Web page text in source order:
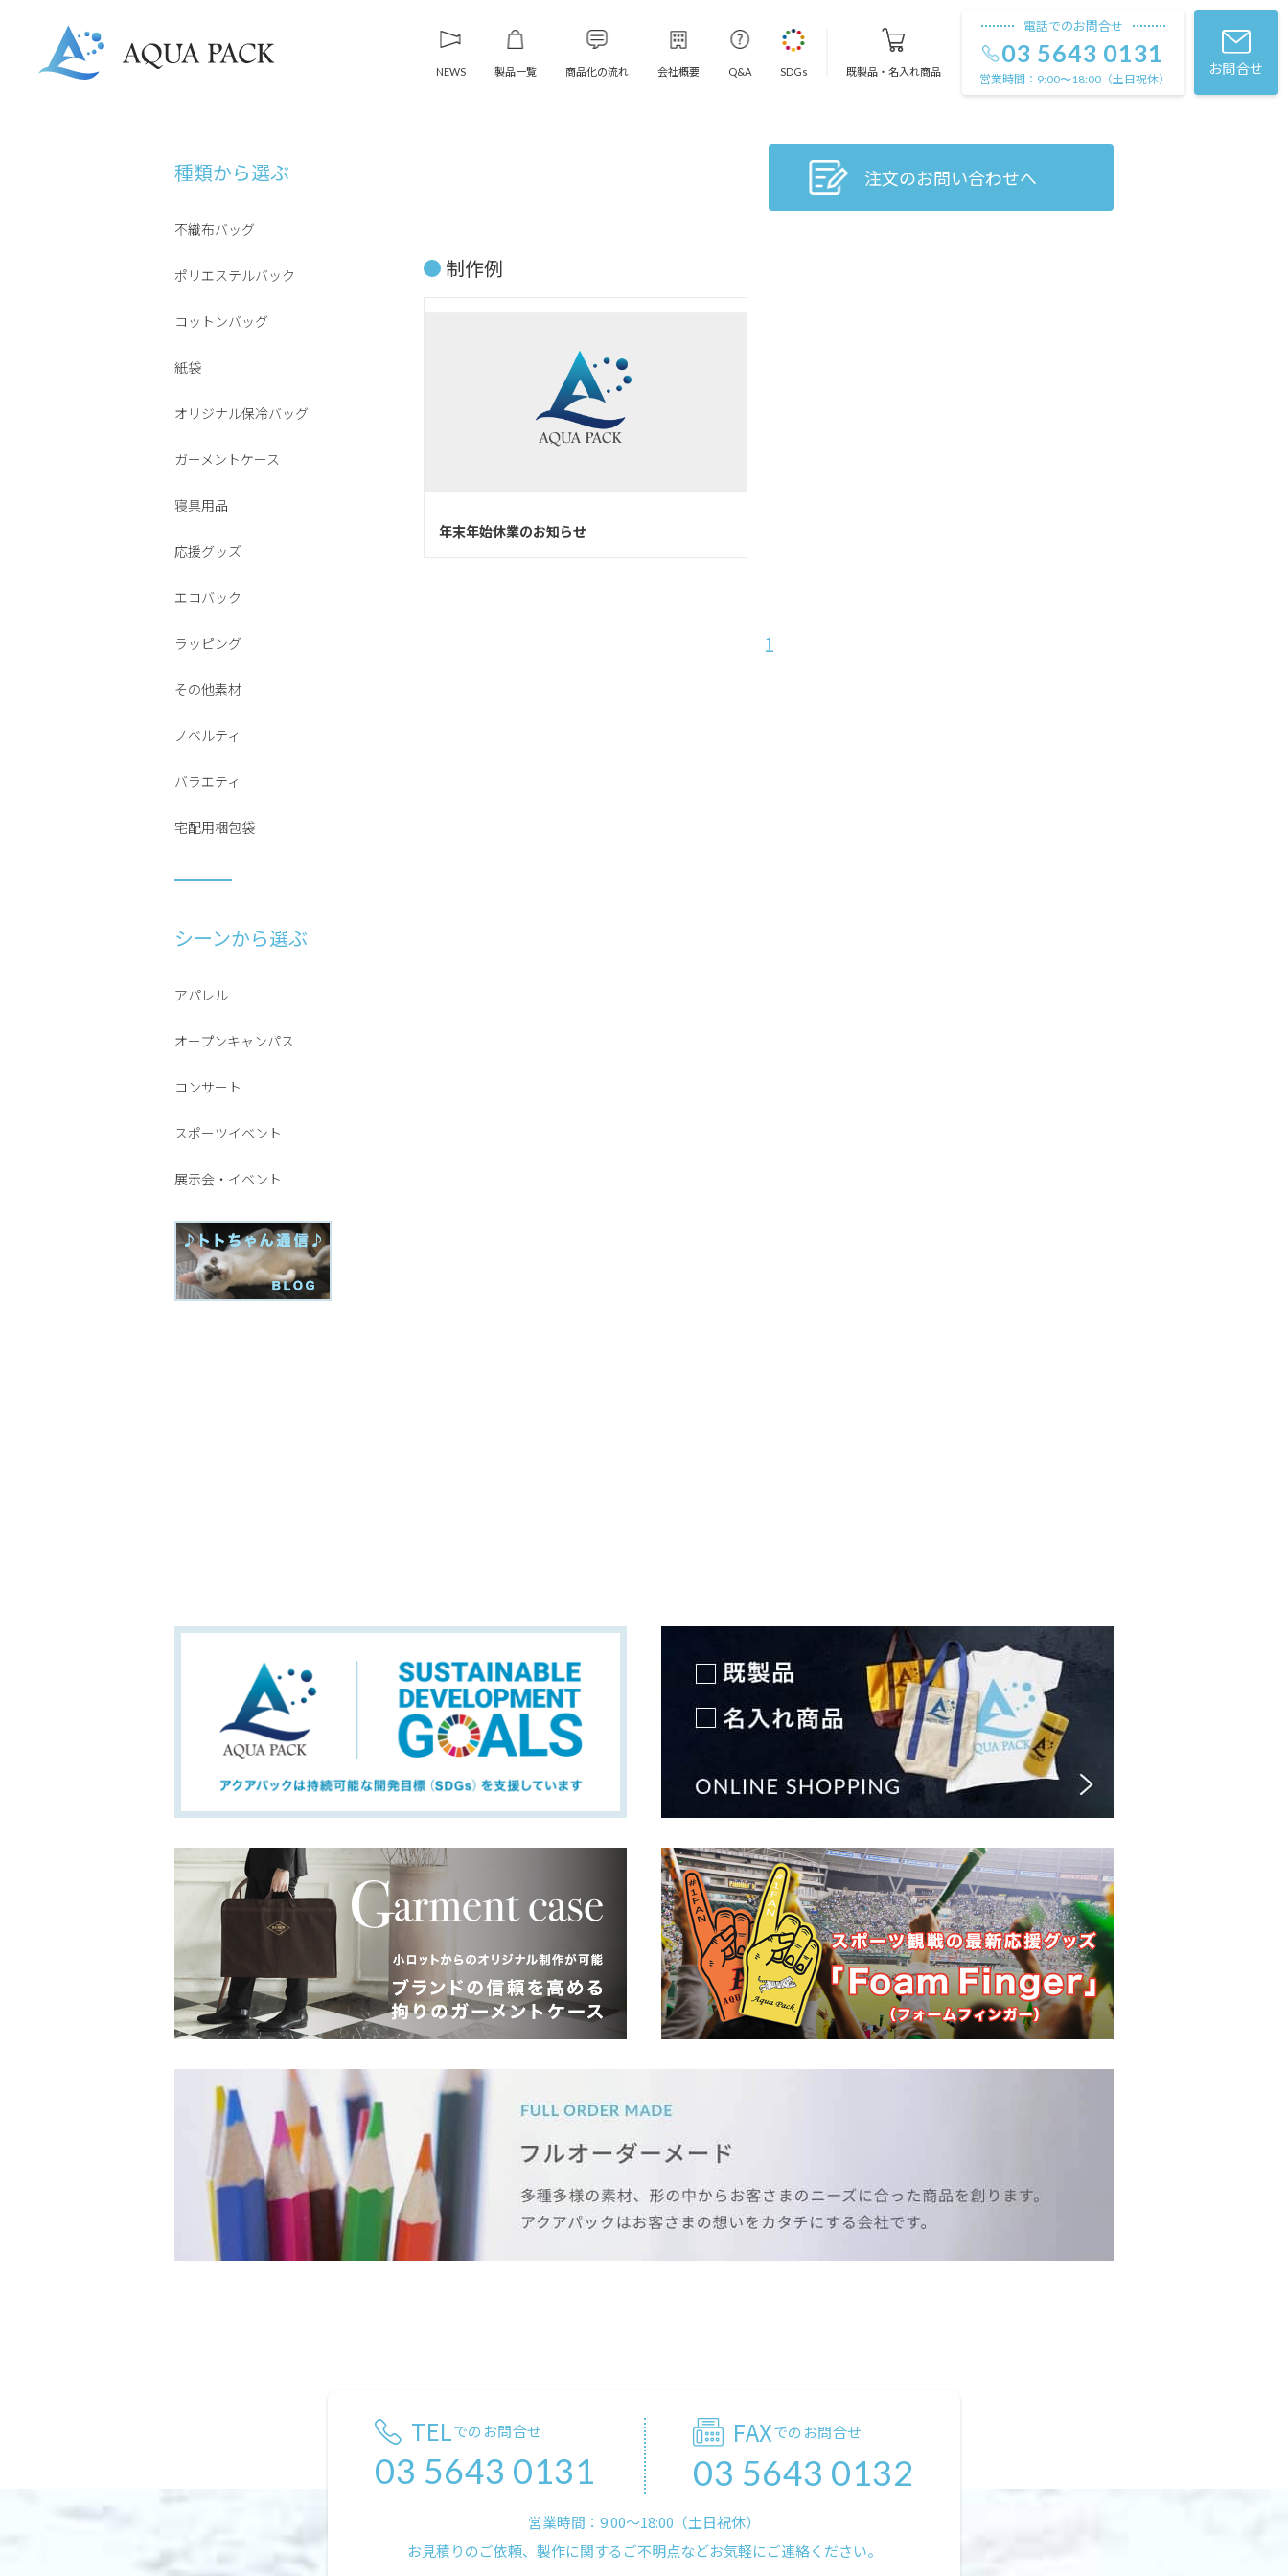
NEWS 製品一覧 商品化の流れ 会社概要 Q&A SDGs 既製品・名入れ商品
電話でのお問合せ
03 5643 0131
営業時間： 9:00〜18:00（土日祝休）
お問合せ
種類から選ぶ
不織布バッグ
ポリエステルバック
コットンバッグ
紙袋
オリジナル保冷バッグ
ガーメントケース
寝具用品
応援グッズ
エコバック
ラッピング
その他素材
ノベルティ
バラエティ
宅配用梱包袋
シーンから選ぶ
アパレル
オープンキャンパス
コンサート
スポーツイベント
展示会・イベント
注文のお問い合わせへ
制作例
年末年始休業のお知らせ
1
TELでのお問合せ
03 5643 0131
FAXでのお問合せ
03 5643 0132
営業時間：9:00〜18:00（土日祝休）
お見積りのご依頼、製作に関するご不明点などお気軽にご連絡ください。